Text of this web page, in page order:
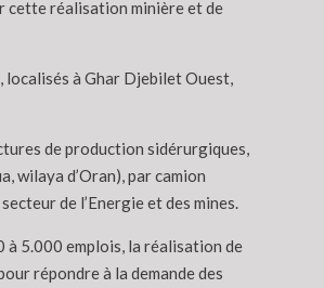
cette réalisation minière et de
à Ghar Djebilet Ouest,
de production sidérurgiques,
wilaya d’Oran), par camion
de l’Energie et des mines.
à 5.000 emplois, la réalisation de
répondre à la demande des